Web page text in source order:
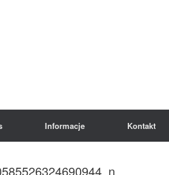
Informacje Kontakt